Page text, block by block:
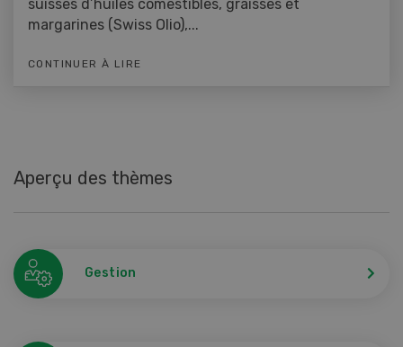
suisses d’huiles comestibles, graisses et
margarines (Swiss Olio),...
CONTINUER À LIRE
Aperçu des thèmes
Gestion